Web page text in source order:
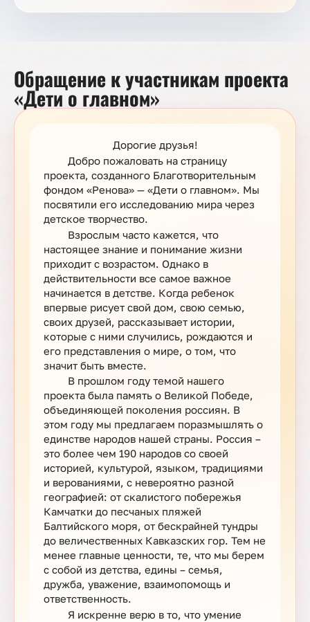
Обращение к участникам проекта
«Дети о главном»
Дорогие друзья!
Добро пожаловать на страницу
проекта, созданного Благотворительным
фондом «Ренова» — «Дети о главном». Мы
посвятили его исследованию мира через
детское творчество.
Взрослым часто кажется, что
настоящее знание и понимание жизни
приходит с возрастом. Однако в
действительности все самое важное
начинается в детстве. Когда ребенок
впервые рисует свой дом, свою семью,
своих друзей, рассказывает истории,
которые с ними случились, рождаются и
его представления о мире, о том, что
значит быть вместе.
В прошлом году темой нашего
проекта была память о Великой Победе,
объединяющей поколения россиян. В
этом году мы предлагаем поразмышлять о
единстве народов нашей страны. Россия –
это более чем 190 народов со своей
историей, культурой, языком, традициями
и верованиями, с невероятно разной
географией: от скалистого побережья
Камчатки до песчаных пляжей
Балтийского моря, от бескрайней тундры
до величественных Кавказских гор. Тем не
менее главные ценности, те, что мы берем
с собой из детства, едины – семья,
дружба, уважение, взаимопомощь и
ответственность.
Я искренне верю в то, что умение